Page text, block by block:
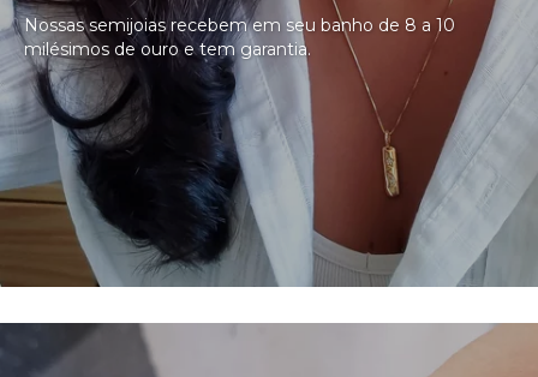
Nossas semijoias recebem em seu banho de 8 a 10
milésimos de ouro e tem garantia.